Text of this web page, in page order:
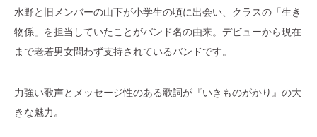
水野と旧メンバーの山下が小学生の頃に出会い、クラスの「生き
物係」を担当していたことがバンド名の由来。デビューから現在
まで老若男女問わず支持されているバンドです。
力強い歌声とメッセージ性のある歌詞が『いきものがかり』の大
きな魅力。